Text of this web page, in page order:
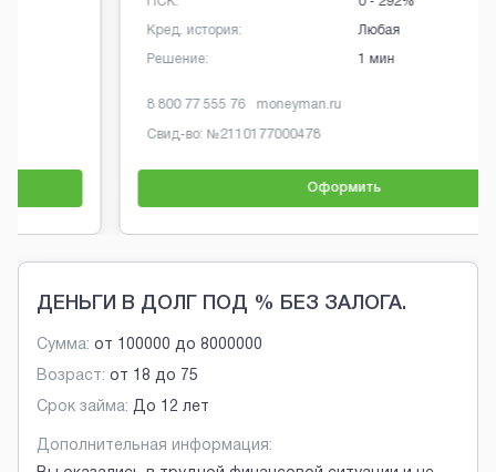
8 800 77 555 76 moneyman.ru
2110177000478
Brobaza - Обычные объявления
ДЕНЬГИ В ДОЛГ ПОД % БЕЗ ЗАЛОГА.
Сумма: от 100000 до 8000000
Возраст: от 18 до 75
Срок займа: До 12 лет
Дополнительная информация: